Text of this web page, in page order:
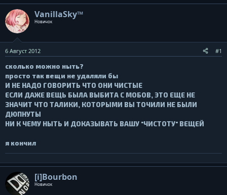
т
о
р
т
е
ы
т
а
л
а
VanillaSky™
Новичок
6 Август 2012 #1
сколько можно ныть?
просто так вещи не удаляли бы
И НЕ НАДО ГОВОРИТЬ ЧТО ОНИ ЧИСТЫЕ
ЕСЛИ ДАЖЕ ВЕЩЬ БЫЛА ВЫБИТА С МОБОВ, ЭТО ЕЩЕ НЕ
ЗНАЧИТ ЧТО ТАЛИКИ, КОТОРЫМИ ВЫ ТОЧИЛИ НЕ БЫЛИ
ДЮПНУТЫ
НИ К ЧЕМУ НЫТЬ И ДОКАЗЫВАТЬ ВАШУ "ЧИСТОТУ" ВЕЩЕЙ
я кончил
[i]Bourbon
Новичок